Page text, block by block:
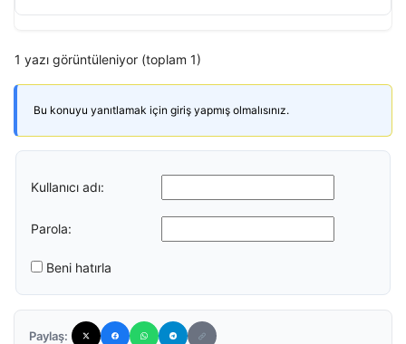
1 yazı görüntüleniyor (toplam 1)
Bu konuyu yanıtlamak için giriş yapmış olmalısınız.
Kullanıcı adı:
Parola:
Beni hatırla
Paylaş: